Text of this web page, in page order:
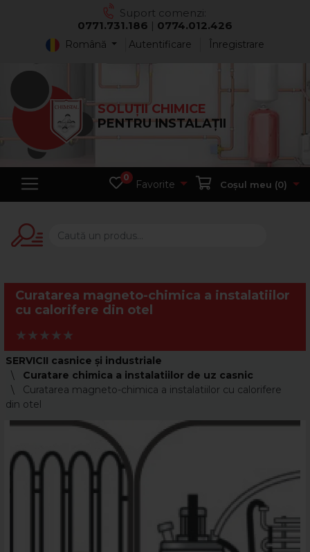
Suport comenzi:
0771.731.186 | 0774.012.426
Română Autentificare Înregistrare
SOLUȚII CHIMICE
PENTRU INSTALAȚII
0
Favorite Coșul meu (0)
Curatarea magneto-chimica a instalatiilor
cu calorifere din otel
SERVICII casnice și industriale
Curatare chimica a instalatiilor de uz casnic
Curatarea magneto-chimica a instalatiilor cu calorifere
din otel